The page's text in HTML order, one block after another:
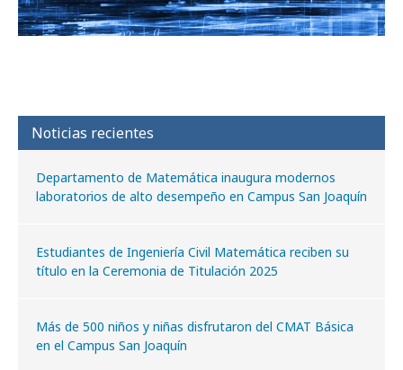
Noticias recientes
Departamento de Matemática inaugura modernos
laboratorios de alto desempeño en Campus San Joaquín
Estudiantes de Ingeniería Civil Matemática reciben su
título en la Ceremonia de Titulación 2025
Más de 500 niños y niñas disfrutaron del CMAT Básica
en el Campus San Joaquín